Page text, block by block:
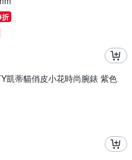
凱蒂貓俏皮小花時尚腕錶 紫色